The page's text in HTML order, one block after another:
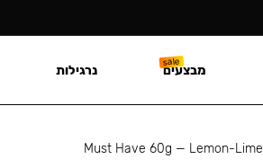
Must Have 60g — Lemon-Lime
מבצעים נרגילות